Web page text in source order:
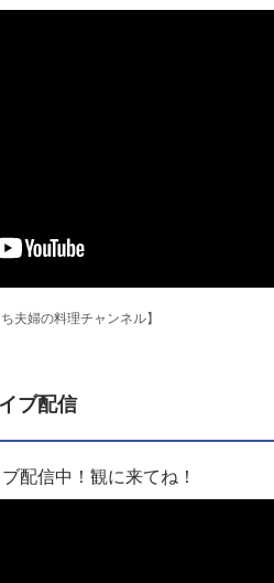
ブ配信
配信中！観に来てね！